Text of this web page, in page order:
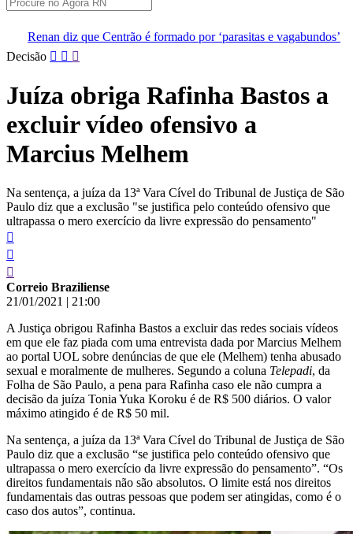
é formado por ‘parasitas e vagabundos’
Pacientes são
Pular
conteúdo
Decisão
Juíza obriga Rafinha Bastos a
excluir vídeo ofensivo a
Marcius Melhem
Na sentença, a juíza da 13ª Vara Cível do Tribunal de Justiça de São
Paulo diz que a exclusão "se justifica pelo conteúdo ofensivo que
ultrapassa o mero exercício da livre expressão do pensamento"
Correio Braziliense
21/01/2021 | 21:00
A Justiça obrigou Rafinha Bastos a excluir das redes sociais vídeos
em que ele faz piada com uma entrevista dada por Marcius Melhem
ao portal UOL sobre denúncias de que ele (Melhem) tenha abusado
sexual e moralmente de mulheres. Segundo a coluna Telepadi, da
Folha de São Paulo, a pena para Rafinha caso ele não cumpra a
decisão da juíza Tonia Yuka Koroku é de R$ 500 diários. O valor
máximo atingido é de R$ 50 mil.
Na sentença, a juíza da 13ª Vara Cível do Tribunal de Justiça de São
Paulo diz que a exclusão “se justifica pelo conteúdo ofensivo que
ultrapassa o mero exercício da livre expressão do pensamento”. “Os
direitos fundamentais não são absolutos. O limite está nos direitos
fundamentais das outras pessoas que podem ser atingidas, como é o
caso dos autos”, continua.